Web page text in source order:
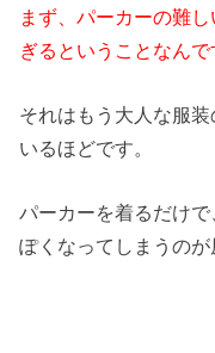
まず、パーカーの難
ぎるということ なんで
それはもう大人な服
いるほどです。
パーカーを着るだけ
ぽくなってしまうのが